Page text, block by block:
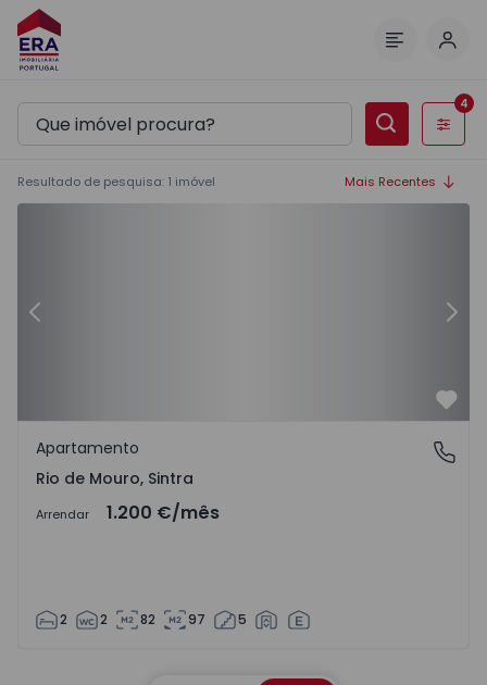
Filtros
4
Resultado de pesquisa: 1 imóvel Mais Recentes
Anterior
Rio de Mouro, Sintra
Apartamento
Rio de Mouro, Sintra
Arrendar 1.200 €/mês
2 2 82 97 5